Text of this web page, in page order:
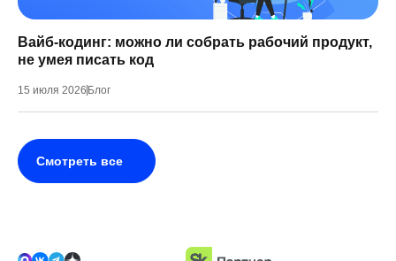
Вайб-кодинг: можно ли собрать рабочий продукт,
не умея писать код
15 июля 2026 Блог
Смотреть все